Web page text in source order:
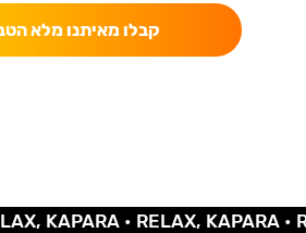
קבלו מאיתנו מלא
KAPARA •RELAX, KAPARA •